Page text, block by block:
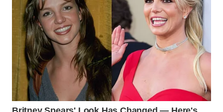
TANGERANG
WN
BINJAI
WN
CIREBON